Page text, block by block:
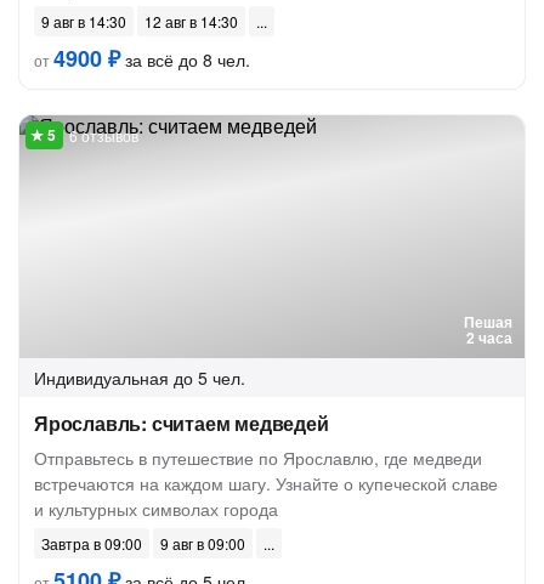
9 авг в 14:30
12 авг в 14:30
от4900 ₽за всё до 8 чел.
Пешая
2 часа
6 отзывов
Индивидуальная до 5 чел.
Ярославль: считаем медведей
Отправьтесь в путешествие по Ярославлю, где медведи
встречаются на каждом шагу. Узнайте о купеческой славе
и культурных символах города
Завтра в 09:00
9 авг в 09:00